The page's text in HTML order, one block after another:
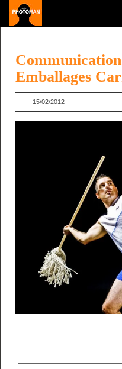
Emballages
15/02/2012